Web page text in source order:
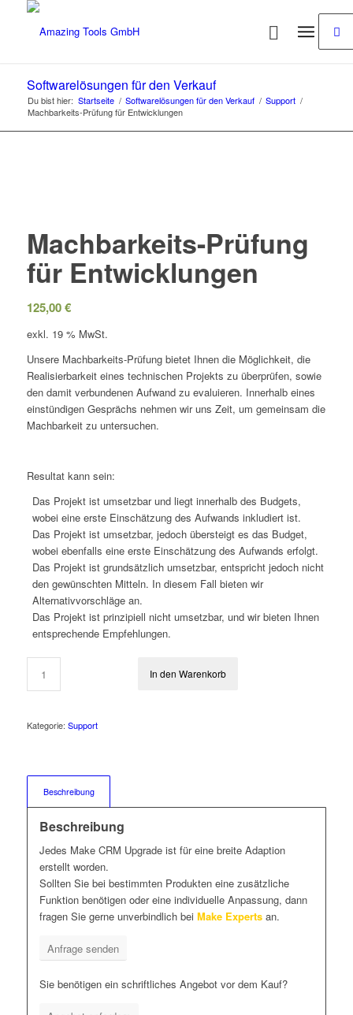
Softwarelösungen für den Verkauf
Du bist hier: Startseite / Softwarelösungen für den Verkauf / Support /
Machbarkeits-Prüfung für Entwicklungen
Machbarkeits-Prüfung
für Entwicklungen
125,00€
exkl. 19 % MwSt.
Unsere Machbarkeits-Prüfung bietet Ihnen die Möglichkeit, die
Realisierbarkeit eines technischen Projekts zu überprüfen, sowie
den damit verbundenen Aufwand zu evaluieren. Innerhalb eines
einstündigen Gesprächs nehmen wir uns Zeit, um gemeinsam die
Machbarkeit zu untersuchen.
Resultat kann sein:
Das Projekt ist umsetzbar und liegt innerhalb des Budgets,
wobei eine erste Einschätzung des Aufwands inkludiert ist.
Das Projekt ist umsetzbar, jedoch übersteigt es das Budget,
wobei ebenfalls eine erste Einschätzung des Aufwands erfolgt.
Das Projekt ist grundsätzlich umsetzbar, entspricht jedoch nicht
den gewünschten Mitteln. In diesem Fall bieten wir
Alternativvorschläge an.
Das Projekt ist prinzipiell nicht umsetzbar, und wir bieten Ihnen
entsprechende Empfehlungen.
In den Warenkorb
Kategorie: Support
Beschreibung
Beschreibung
Jedes Make CRM Upgrade ist für eine breite Adaption
erstellt worden.
Sollten Sie bei bestimmten Produkten eine zusätzliche
Funktion benötigen oder eine individuelle Anpassung, dann
fragen Sie gerne unverbindlich bei Make Expertsan.
Anfrage senden
Sie benötigen ein schriftliches Angebot vor dem Kauf?